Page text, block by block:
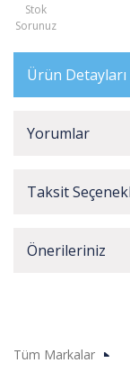
Stok
Sorunuz
Ürün Detayları
Yorumlar
Taksit
Önerileriniz
Tüm Markalar